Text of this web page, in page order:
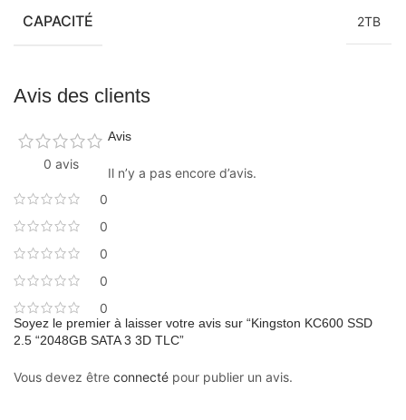
CAPACITÉ 2TB
Avis des clients
0 avis
0
0
0
0
0
Avis
Il n’y a pas encore d’avis.
Soyez le premier à laisser votre avis sur “Kingston KC600 SSD
2.5 “2048GB SATA 3 3D TLC”
Vous devez être connecté pour publier un avis.